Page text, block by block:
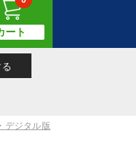
ート
デジタル版